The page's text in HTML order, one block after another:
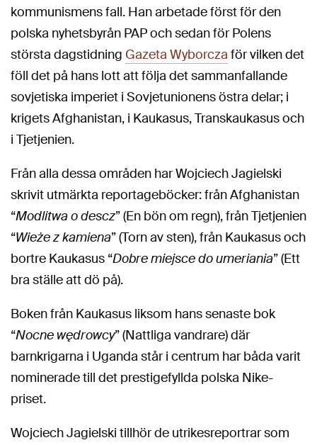
kommunismens fall. Han arbetade först för den
polska nyhetsbyrån PAP och sedan för Polens
största dagstidning Gazeta Wyborcza för vilken det
föll det på hans lott att följa det sammanfallande
sovjetiska imperiet i Sovjetunionens östra delar; i
krigets Afghanistan, i Kaukasus, Transkaukasus och
i Tjetjenien.
Från alla dessa områden har Wojciech Jagielski
skrivit utmärkta reportageböcker: från Afghanistan
“Modlitwa o descz” (En bön om regn), från Tjetjenien
“Wieże z kamiena” (Torn av sten), från Kaukasus och
bortre Kaukasus “Dobre miejsce do umeriania” (Ett
bra ställe att dö på).
Boken från Kaukasus liksom hans senaste bok
“Nocne wędrowcy” (Nattliga vandrare) där
barnkrigarna i Uganda står i centrum har båda varit
nominerade till det prestigefyllda polska Nike-
priset.
Wojciech Jagielski tillhör de utrikesreportrar som